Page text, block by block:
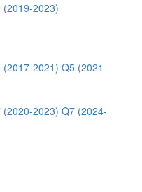
(2019-2023)
(2017-2021) Q5 (2021-
(2020-2023) Q7 (2024-